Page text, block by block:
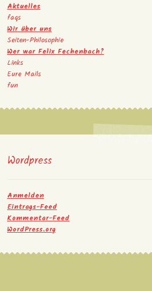
Aktuelles
faqs
Wir über uns
Seiten-Philosophie
Wer war Felix Fechenbach?
Links
Eure Mails
fun
Wordpress
Anmelden
Eintrags-Feed
Kommentar-Feed
WordPress.org